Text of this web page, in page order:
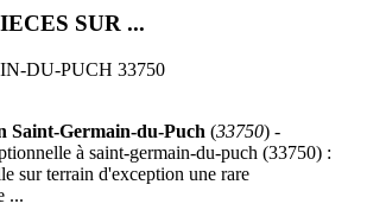
SUR ...
DU-PUCH 33750
Saint-Germain-du-Puch (33750) -
à saint-germain-du-puch (33750) :
sur terrain d'exception une rare
...